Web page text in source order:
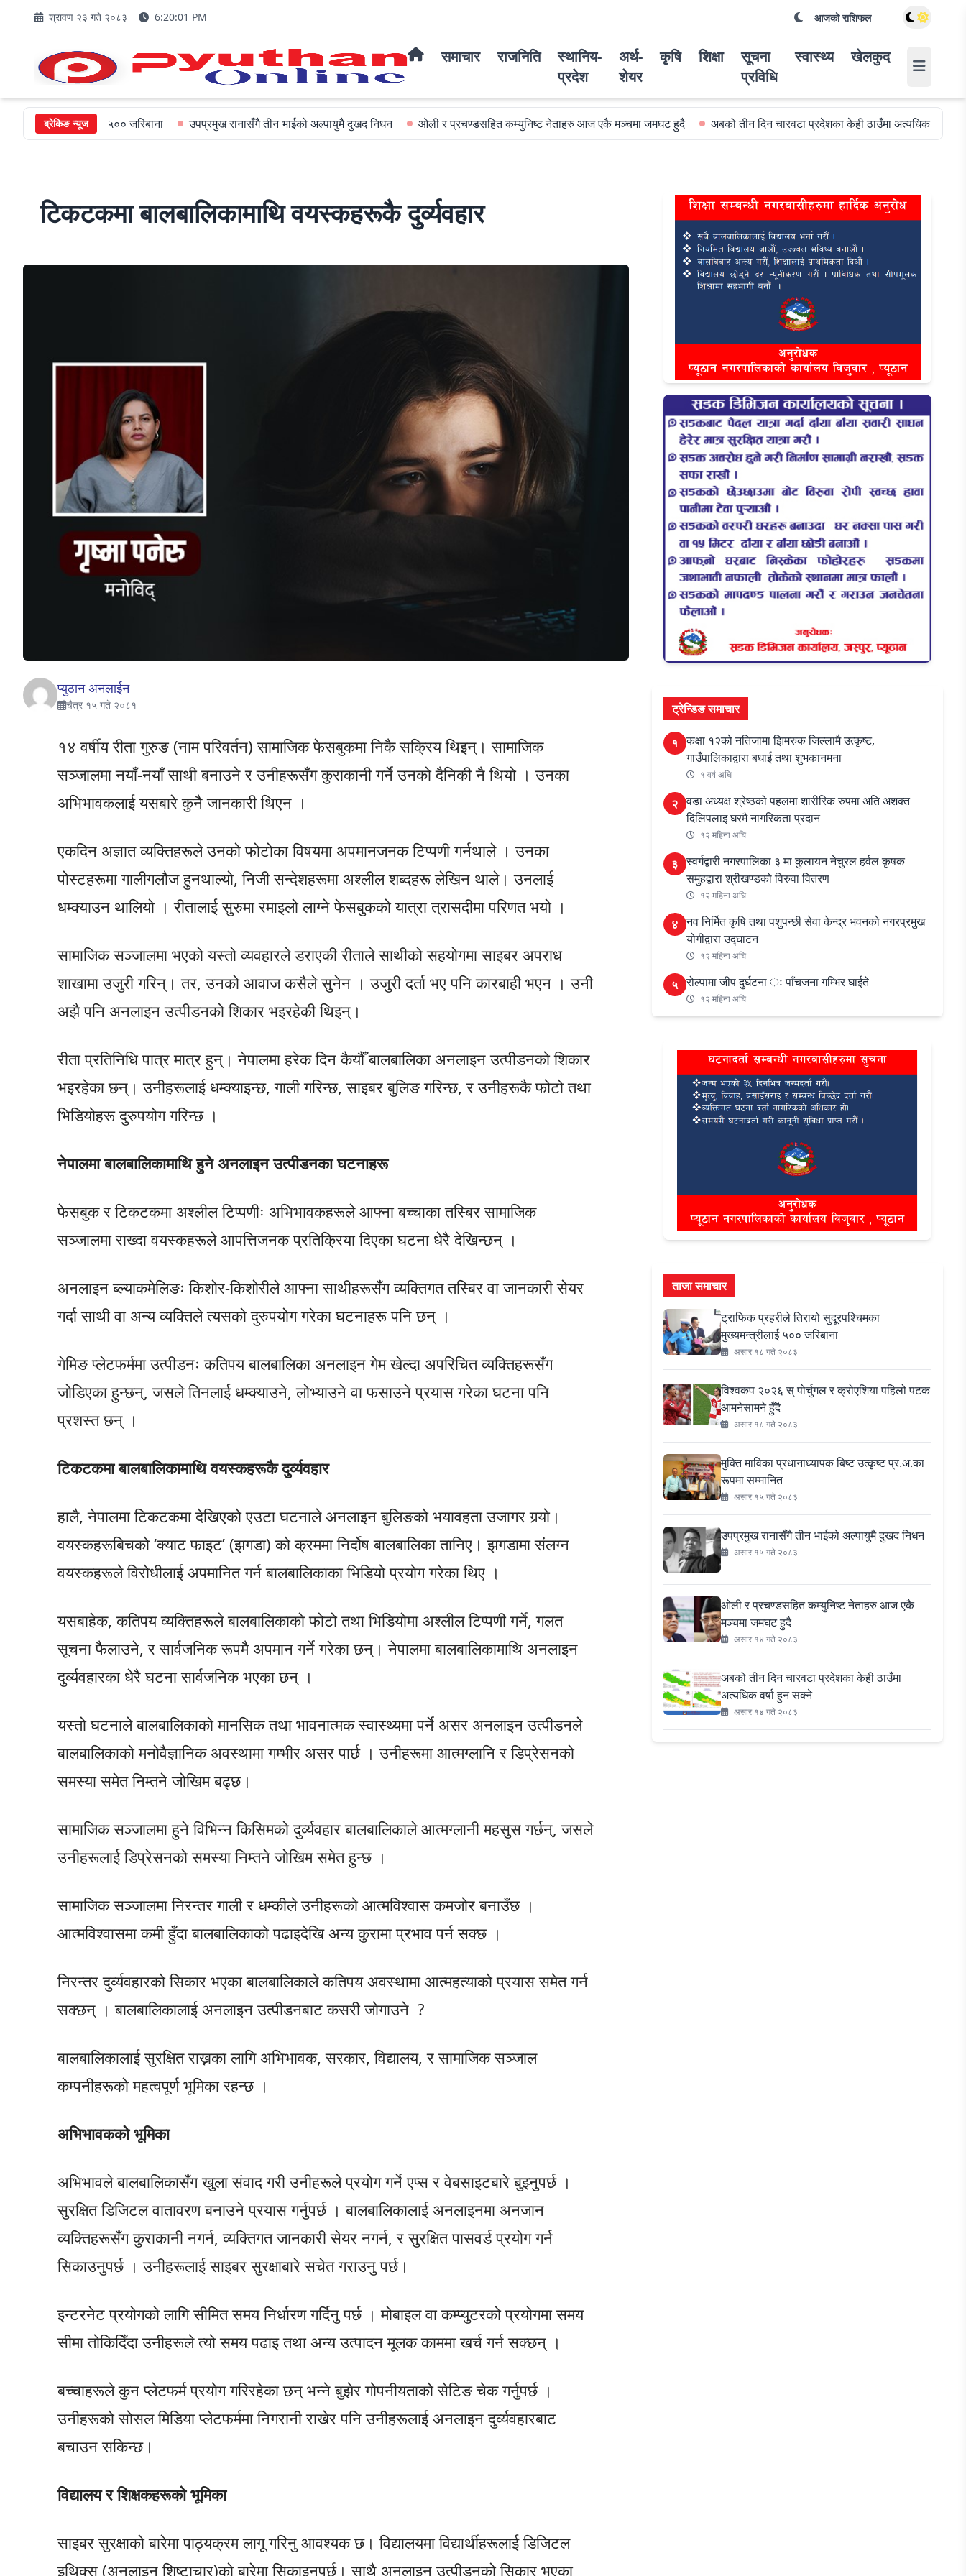
श्रावण २३ गते २०८३ 6:20:02 PM आजको राशिफल
समाचार राजनिति
स्थानिय-
प्रदेश
अर्थ-
शेयर
कृषि शिक्षा
सूचना
प्रविधि
स्वास्थ्य खेलकुद
ब्रेकिङ न्यूज
५०० जरिबाना उपप्रमुख रानासँगै तीन भाईको अल्पायुमै दुखद निधन ओली र प्रचण्डसहित कम्युनिष्ट नेताहरु आज एकै मञ्चमा जमघट हुदै अबको तीन दिन चारवटा प्रदेशका केही ठाउँमा अत्यधिक वर्षा हुन सक्ने
टिकटकमा बालबालिकामाथि वयस्कहरूकै दुर्व्यवहार
प्युठान अनलाईन
चैत्र १५ गते २०८१
१४ वर्षीय रीता गुरुङ (नाम परिवर्तन) सामाजिक फेसबुकमा निकै सक्रिय थिइन्। सामाजिक
सञ्जालमा नयाँ-नयाँ साथी बनाउने र उनीहरूसँग कुराकानी गर्ने उनको दैनिकी नै थियो । उनका
अभिभावकलाई यसबारे कुनै जानकारी थिएन ।
एकदिन अज्ञात व्यक्तिहरूले उनको फोटोका विषयमा अपमानजनक टिप्पणी गर्नथाले । उनका
पोस्टहरूमा गालीगलौज हुनथाल्यो, निजी सन्देशहरूमा अश्लील शब्दहरू लेखिन थाले। उनलाई
धम्क्याउन थालियो । रीतालाई सुरुमा रमाइलो लाग्ने फेसबुकको यात्रा त्रासदीमा परिणत भयो ।
सामाजिक सञ्जालमा भएको यस्तो व्यवहारले डराएकी रीताले साथीको सहयोगमा साइबर अपराध
शाखामा उजुरी गरिन्। तर, उनको आवाज कसैले सुनेन । उजुरी दर्ता भए पनि कारबाही भएन । उनी
अझै पनि अनलाइन उत्पीडनको शिकार भइरहेकी थिइन्।
रीता प्रतिनिधि पात्र मात्र हुन्। नेपालमा हरेक दिन कैयौँ बालबालिका अनलाइन उत्पीडनको शिकार
भइरहेका छन्। उनीहरूलाई धम्क्याइन्छ, गाली गरिन्छ, साइबर बुलिङ गरिन्छ, र उनीहरूकै फोटो तथा
भिडियोहरू दुरुपयोग गरिन्छ ।
नेपालमा बालबालिकामाथि हुने अनलाइन उत्पीडनका घटनाहरू
फेसबुक र टिकटकमा अश्लील टिप्पणीः अभिभावकहरूले आफ्ना बच्चाका तस्बिर सामाजिक
सञ्जालमा राख्दा वयस्कहरूले आपत्तिजनक प्रतिक्रिया दिएका घटना धेरै देखिन्छन् ।
अनलाइन ब्ल्याकमेलिङः किशोर-किशोरीले आफ्ना साथीहरूसँग व्यक्तिगत तस्बिर वा जानकारी सेयर
गर्दा साथी वा अन्य व्यक्तिले त्यसको दुरुपयोग गरेका घटनाहरू पनि छन् ।
गेमिङ प्लेटफर्ममा उत्पीडनः कतिपय बालबालिका अनलाइन गेम खेल्दा अपरिचित व्यक्तिहरूसँग
जोडिएका हुन्छन्, जसले तिनलाई धम्क्याउने, लोभ्याउने वा फसाउने प्रयास गरेका घटना पनि
प्रशस्त छन् ।
टिकटकमा बालबालिकामाथि वयस्कहरूकै दुर्व्यवहार
हालै, नेपालमा टिकटकमा देखिएको एउटा घटनाले अनलाइन बुलिङको भयावहता उजागर गर्‍यो।
वयस्कहरूबिचको ‘क्याट फाइट’ (झगडा) को क्रममा निर्दोष बालबालिका तानिए। झगडामा संलग्न
वयस्कहरूले विरोधीलाई अपमानित गर्न बालबालिकाका भिडियो प्रयोग गरेका थिए ।
यसबाहेक, कतिपय व्यक्तिहरूले बालबालिकाको फोटो तथा भिडियोमा अश्लील टिप्पणी गर्ने, गलत
सूचना फैलाउने, र सार्वजनिक रूपमै अपमान गर्ने गरेका छन्। नेपालमा बालबालिकामाथि अनलाइन
दुर्व्यवहारका धेरै घटना सार्वजनिक भएका छन् ।
यस्तो घटनाले बालबालिकाको मानसिक तथा भावनात्मक स्वास्थ्यमा पर्ने असर अनलाइन उत्पीडनले
बालबालिकाको मनोवैज्ञानिक अवस्थामा गम्भीर असर पार्छ । उनीहरूमा आत्मग्लानि र डिप्रेसनको
समस्या समेत निम्तने जोखिम बढ्छ।
सामाजिक सञ्जालमा हुने विभिन्न किसिमको दुर्व्यवहार बालबालिकाले आत्मग्लानी महसुस गर्छन्, जसले
उनीहरूलाई डिप्रेसनको समस्या निम्तने जोखिम समेत हुन्छ ।
सामाजिक सञ्जालमा निरन्तर गाली र धम्कीले उनीहरूको आत्मविश्वास कमजोर बनाउँछ ।
आत्मविश्वासमा कमी हुँदा बालबालिकाको पढाइदेखि अन्य कुरामा प्रभाव पर्न सक्छ ।
निरन्तर दुर्व्यवहारको सिकार भएका बालबालिकाले कतिपय अवस्थामा आत्महत्याको प्रयास समेत गर्न
सक्छन् । बालबालिकालाई अनलाइन उत्पीडनबाट कसरी जोगाउने ?
बालबालिकालाई सुरक्षित राख्नका लागि अभिभावक, सरकार, विद्यालय, र सामाजिक सञ्जाल
कम्पनीहरूको महत्वपूर्ण भूमिका रहन्छ ।
अभिभावकको भूमिका
अभिभावले बालबालिकासँग खुला संवाद गरी उनीहरूले प्रयोग गर्ने एप्स र वेबसाइटबारे बुझ्नुपर्छ ।
सुरक्षित डिजिटल वातावरण बनाउने प्रयास गर्नुपर्छ । बालबालिकालाई अनलाइनमा अनजान
व्यक्तिहरूसँग कुराकानी नगर्न, व्यक्तिगत जानकारी सेयर नगर्न, र सुरक्षित पासवर्ड प्रयोग गर्न
सिकाउनुपर्छ । उनीहरूलाई साइबर सुरक्षाबारे सचेत गराउनु पर्छ।
इन्टरनेट प्रयोगको लागि सीमित समय निर्धारण गर्दिनु पर्छ । मोबाइल वा कम्प्युटरको प्रयोगमा समय
सीमा तोकिदिँदा उनीहरूले त्यो समय पढाइ तथा अन्य उत्पादन मूलक काममा खर्च गर्न सक्छन् ।
बच्चाहरूले कुन प्लेटफर्म प्रयोग गरिरहेका छन् भन्ने बुझेर गोपनीयताको सेटिङ चेक गर्नुपर्छ ।
उनीहरूको सोसल मिडिया प्लेटफर्ममा निगरानी राखेर पनि उनीहरूलाई अनलाइन दुर्व्यवहारबाट
बचाउन सकिन्छ।
विद्यालय र शिक्षकहरूको भूमिका
साइबर सुरक्षाको बारेमा पाठ्यक्रम लागू गरिनु आवश्यक छ। विद्यालयमा विद्यार्थीहरूलाई डिजिटल
इथिक्स (अनलाइन शिष्टाचार)को बारेमा सिकाइनुपर्छ। साथै अनलाइन उत्पीडनको सिकार भएका
ट्रेन्डिङ समाचार
१ कक्षा १२को नतिजामा झिमरुक जिल्लामै उत्कृष्ट,
गाउँपालिकाद्वारा बधाई तथा शुभकानमना
१ वर्ष अघि
२ वडा अध्यक्ष श्रेष्ठको पहलमा शारीरिक रुपमा अति अशक्त
दिलिपलाइ घरमै नागरिकता प्रदान
१२ महिना अघि
३ स्वर्गद्वारी नगरपालिका ३ मा कुलायन नेचुरल हर्वल कृषक
समुहद्वारा श्रीखण्डको विरुवा वितरण
१२ महिना अघि
४ नव निर्मित कृषि तथा पशुपन्छी सेवा केन्द्र भवनको नगरप्रमुख
योगीद्वारा उद्घाटन
१२ महिना अघि
५ रोल्पामा जीप दुर्घटना ः पाँचजना गम्भिर घाईते
१२ महिना अघि
ताजा समाचार
ट्राफिक प्रहरीले तिरायो सुदूरपश्चिमका
मुख्यमन्त्रीलाई ५०० जरिबाना
असार १८ गते २०८३
विश्वकप २०२६ स् पोर्चुगल र क्रोएशिया पहिलो पटक
आमनेसामने हुँदै
असार १८ गते २०८३
मुक्ति माविका प्रधानाध्यापक बिष्ट उत्कृष्ट प्र.अ.का
रूपमा सम्मानित
असार १५ गते २०८३
उपप्रमुख रानासँगै तीन भाईको अल्पायुमै दुखद निधन
असार १५ गते २०८३
ओली र प्रचण्डसहित कम्युनिष्ट नेताहरु आज एकै
मञ्चमा जमघट हुदै
असार १४ गते २०८३
अबको तीन दिन चारवटा प्रदेशका केही ठाउँमा
अत्यधिक वर्षा हुन सक्ने
असार १४ गते २०८३